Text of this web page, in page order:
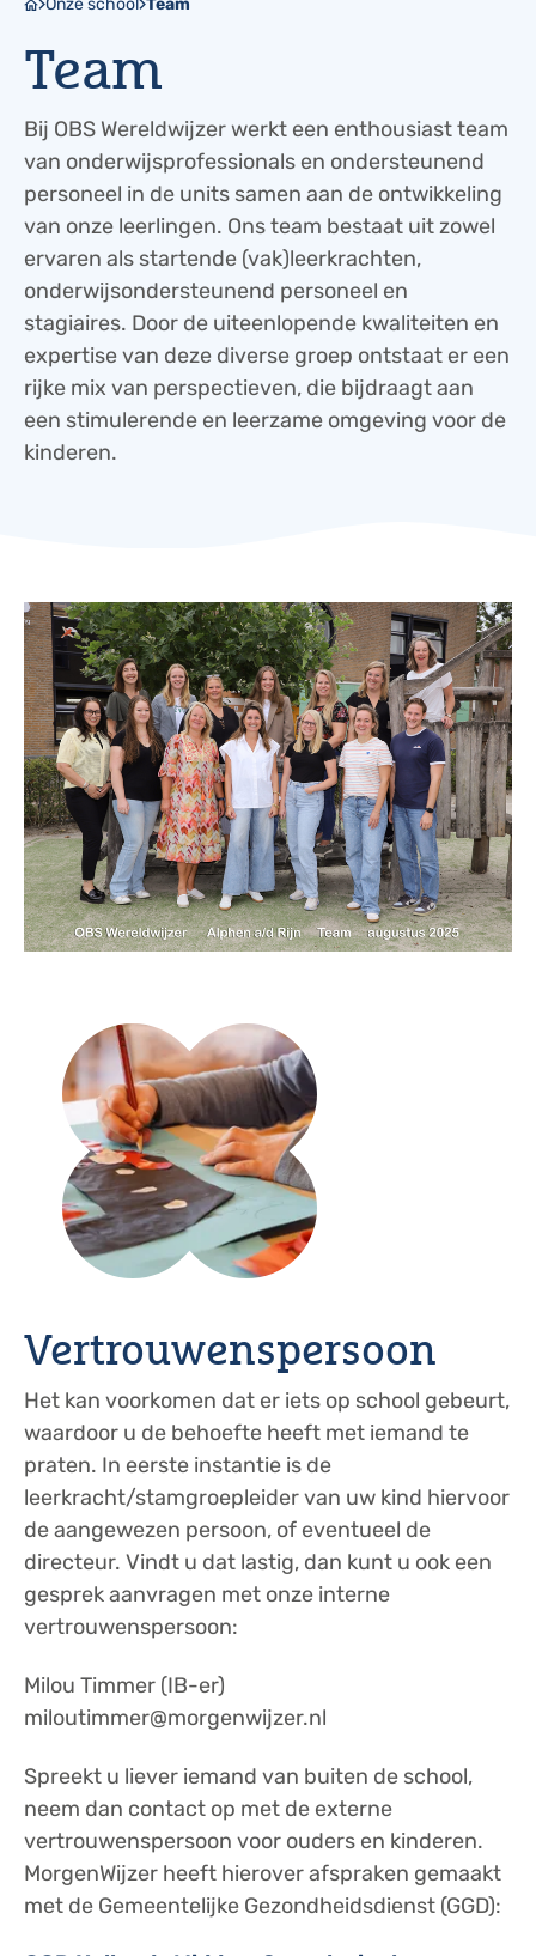
Onze school Team
Team
Bij OBS Wereldwijzer werkt een enthousiast team
van onderwijsprofessionals en ondersteunend
personeel in de units samen aan de ontwikkeling
van onze leerlingen. Ons team bestaat uit zowel
ervaren als startende (vak)leerkrachten,
onderwijsondersteunend personeel en
stagiaires. Door de uiteenlopende kwaliteiten en
expertise van deze diverse groep ontstaat er een
rijke mix van perspectieven, die bijdraagt aan
een stimulerende en leerzame omgeving voor de
kinderen.
Vertrouwenspersoon
Het kan voorkomen dat er iets op school gebeurt,
waardoor u de behoefte heeft met iemand te
praten. In eerste instantie is de
leerkracht/stamgroepleider van uw kind hiervoor
de aangewezen persoon, of eventueel de
directeur. Vindt u dat lastig, dan kunt u ook een
gesprek aanvragen met onze interne
vertrouwenspersoon:
Milou Timmer (IB-er)
miloutimmer@morgenwijzer.nl
Spreekt u liever iemand van buiten de school,
neem dan contact op met de externe
vertrouwenspersoon voor ouders en kinderen.
MorgenWijzer heeft hierover afspraken gemaakt
met de Gemeentelijke Gezondheidsdienst (GGD):